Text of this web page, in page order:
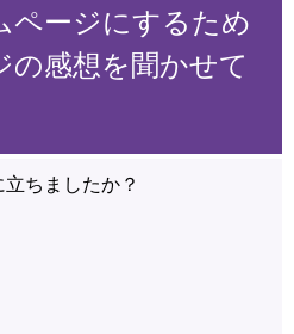
ページにするため
の感想を聞かせて
ちましたか？